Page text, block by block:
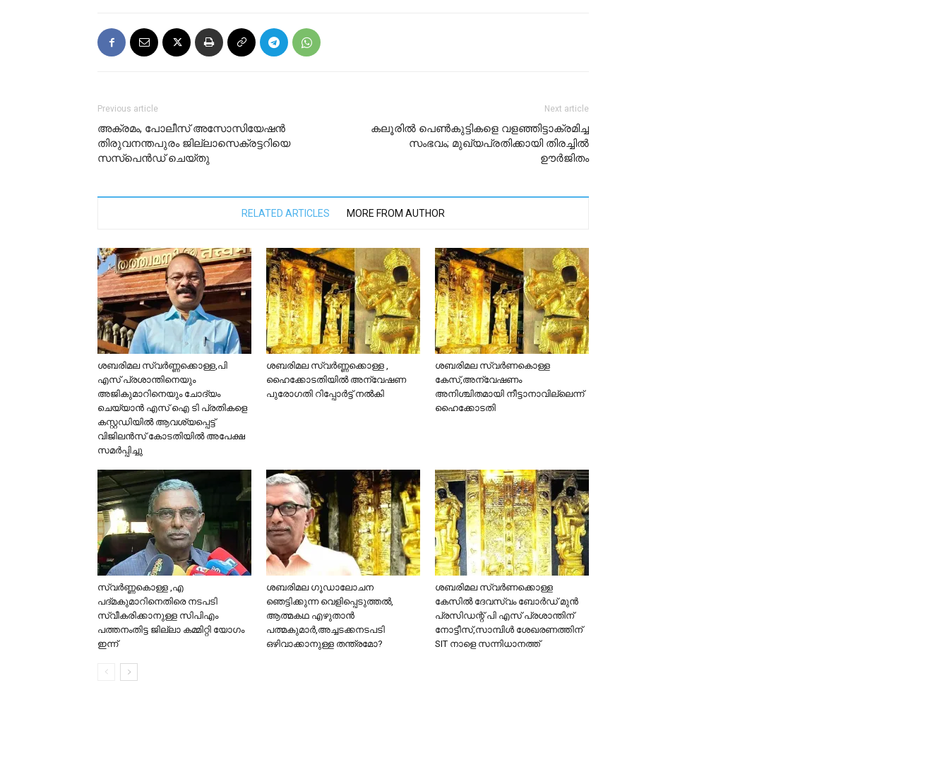
Previous article
അക്രമം, പോലീസ് അസോസിയേഷൻ
തിരുവനന്തപുരം ജില്ലാസെക്രട്ടറിയെ
സസ്പെൻഡ് ചെയ്തു
Next article
കലൂരിൽ പെൺകുട്ടികളെ വളഞ്ഞിട്ടാക്രമിച്ച
സംഭവം; മുഖ്യപ്രതിക്കായി തിരച്ചിൽ
ഊർജിതം
RELATED ARTICLES MORE FROM AUTHOR
ശബരിമല സ്വർണ്ണക്കൊള്ള,പി
എസ് പ്രശാന്തിനെയും
അജികുമാറിനെയും ചോദ്യം
ചെയ്യാൻ എസ് ഐ ടി പ്രതികളെ
കസ്റ്റഡിയിൽ ആവശ്യപ്പെട്ട്
വിജിലൻസ് കോടതിയിൽ അപേക്ഷ
സമർപ്പിച്ചു
ശബരിമല സ്വർണ്ണക്കൊള്ള ,
ഹൈക്കോടതിയിൽ അന്വേഷണ
പുരോഗതി റിപ്പോർട്ട് നൽകി
ശബരിമല സ്വർണകൊള്ള
കേസ്,അന്വേഷണം
അനിശ്ചിതമായി നീട്ടാനാവില്ലെന്ന്
ഹൈക്കോടതി
സ്വർണ്ണകൊള്ള ,എ
പദ്മകുമാറിനെതിരെ നടപടി
സ്വീകരിക്കാനുള്ള സിപിഎം
പത്തനംതിട്ട ജില്ലാ കമ്മിറ്റി യോഗം
ഇന്ന്
ശബരിമല ഗൂഡാലോചന
ഞെട്ടിക്കുന്ന വെളിപ്പെടുത്തല്‍,
ആത്മകഥ എഴുതാൻ
പത്മകുമാർ,അച്ചടക്കനടപടി
ഒഴിവാക്കാനുള്ള തന്ത്രമോ?
ശബരിമല സ്വര്‍ണക്കൊള്ള
കേസില്‍ ദേവസ്വം ബോര്‍ഡ് മുന്‍
പ്രസിഡന്റ് പി എസ് പ്രശാന്തിന്
നോട്ടീസ്,സാമ്പിൾ ശേഖരണത്തിന്
SIT നാളെ സന്നിധാനത്ത്